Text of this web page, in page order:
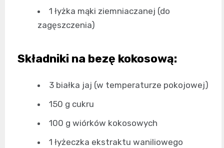
1 łyżka mąki ziemniaczanej (do
zagęszczenia)
Składniki na bezę kokosową:
3 białka jaj (w temperaturze pokojowej)
150 g cukru
100 g wiórków kokosowych
1 łyżeczka ekstraktu waniliowego